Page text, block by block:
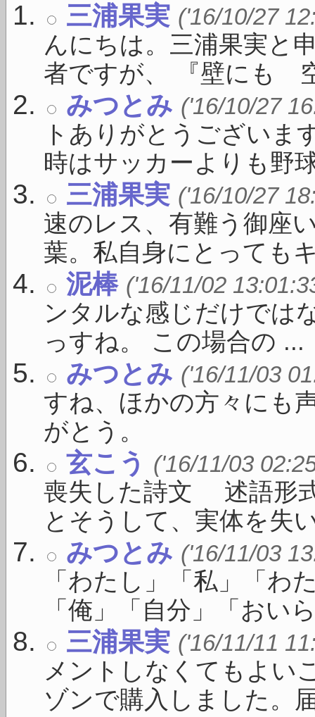
三浦果実 ('16/10/27
んにちは。三浦果実と
者ですが、 『壁にも
みつとみ ('16/10/27
トありがとうございま
時はサッカーよりも野
三浦果実 ('16/10/27
速のレス、有難う御座
葉。私自身にとっても
泥棒 ('16/11/02
ンタルな感じだけでは
っすね。 この場合の ...
みつとみ ('16/11/03
すね、ほかの方々にも
がとう。
玄こう ('16/11/03
喪失した詩文 述語形
とそうして、実体を失
みつとみ ('16/11/03
「わたし」「私」「わ
「俺」「自分」「おい
三浦果実 ('16/11/11
メントしなくてもよい
ゾンで購入しました。